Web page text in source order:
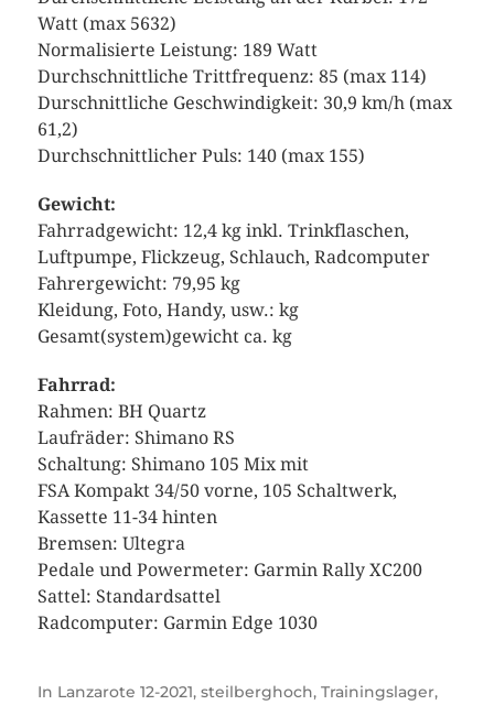
Watt (max 5632)
Normalisierte Leistung: 189 Watt
Durchschnittliche Trittfrequenz: 85 (max 114)
Durschnittliche Geschwindigkeit: 30,9 km/h (max
61,2)
Durchschnittlicher Puls: 140 (max 155)
Gewicht:
Fahrradgewicht: 12,4 kg inkl. Trinkflaschen,
Luftpumpe, Flickzeug, Schlauch, Radcomputer
Fahrergewicht: 79,95 kg
Kleidung, Foto, Handy, usw.: kg
Gesamt(system)gewicht ca. kg
Fahrrad:
Rahmen: BH Quartz
Laufräder: Shimano RS
Schaltung: Shimano 105 Mix mit
FSA Kompakt 34/50 vorne, 105 Schaltwerk,
Kassette 11-34 hinten
Bremsen: Ultegra
Pedale und Powermeter: Garmin Rally XC200
Sattel: Standardsattel
Radcomputer: Garmin Edge 1030
In Lanzarote 12-2021, steilberghoch, Trainingslager,